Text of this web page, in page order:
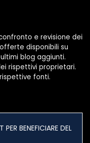
e revisione dei
disponibili su
blog aggiunti.
rispettivi proprietari.
fonti.
BENEFICIARE DEL